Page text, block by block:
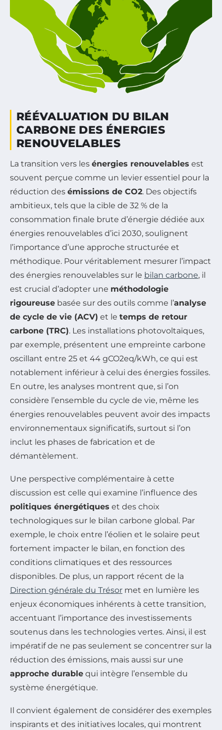
RÉÉVALUATION DU BILAN
CARBONE DES ÉNERGIES
RENOUVELABLES
La transition vers les énergies renouvelables est
souvent perçue comme un levier essentiel pour la
réduction des émissions de CO2. Des objectifs
ambitieux, tels que la cible de 32 % de la
consommation finale brute d’énergie dédiée aux
énergies renouvelables d’ici 2030, soulignent
l’importance d’une approche structurée et
méthodique. Pour véritablement mesurer l’impact
des énergies renouvelables sur le bilan carbone, il
est crucial d’adopter une méthodologie
rigoureuse basée sur des outils comme l’analyse
de cycle de vie (ACV) et le temps de retour
carbone (TRC). Les installations photovoltaïques,
par exemple, présentent une empreinte carbone
oscillant entre 25 et 44 gCO2eq/kWh, ce qui est
notablement inférieur à celui des énergies fossiles.
En outre, les analyses montrent que, si l’on
considère l’ensemble du cycle de vie, même les
énergies renouvelables peuvent avoir des impacts
environnementaux significatifs, surtout si l’on
inclut les phases de fabrication et de
démantèlement.
Une perspective complémentaire à cette
discussion est celle qui examine l’influence des
politiques énergétiques et des choix
technologiques sur le bilan carbone global. Par
exemple, le choix entre l’éolien et le solaire peut
fortement impacter le bilan, en fonction des
conditions climatiques et des ressources
disponibles. De plus, un rapport récent de la
Direction générale du Trésor met en lumière les
enjeux économiques inhérents à cette transition,
accentuant l’importance des investissements
soutenus dans les technologies vertes. Ainsi, il est
impératif de ne pas seulement se concentrer sur la
réduction des émissions, mais aussi sur une
approche durable qui intègre l’ensemble du
système énergétique.
Il convient également de considérer des exemples
inspirants et des initiatives locales, qui montrent